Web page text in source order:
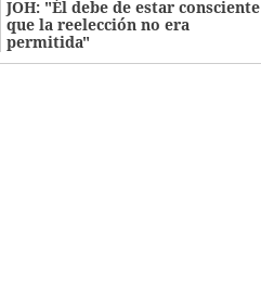
JOH: "Él debe de estar consciente
que la reelección no era
permitida"